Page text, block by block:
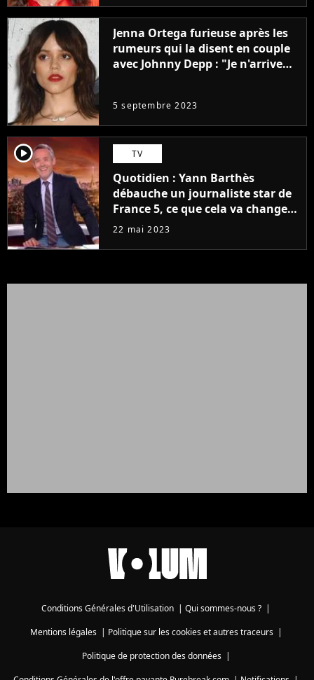
Jenna Ortega furieuse après les
rumeurs qui la disent en couple
avec Johnny Depp : "Je n'arrive
5 septembre 2023
player2 TV
Quotidien : Yann Barthès
débauche un journaliste star de
France 5, ce que cela va changer
à la rentrée
22 mai 2023
Conditions Générales d'Utilisation Qui sommes-nous ?
Mentions légales| Politique sur les cookies et autres traceurs|
Politique de protection des données|